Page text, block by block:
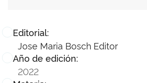
Editorial:
Jose Maria Bosch Editor
Año de edición:
2022